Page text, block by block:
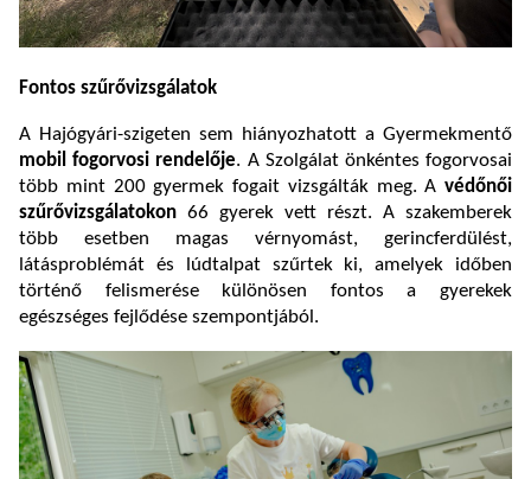
Fontos szűrővizsgálatok
A Hajógyári-szigeten sem hiányozhatott a Gyermekmentő
mobil fogorvosi rendelője. A Szolgálat önkéntes fogorvosai
több mint 200 gyermek fogait vizsgálták meg. A védőnői
szűrővizsgálatokon 66 gyerek vett részt. A szakemberek
több esetben magas vérnyomást, gerincferdülést,
látásproblémát és lúdtalpat szűrtek ki, amelyek időben
történő felismerése különösen fontos a gyerekek
egészséges fejlődése szempontjából.